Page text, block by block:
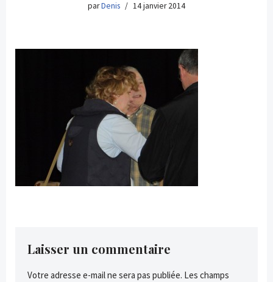
parDenis 14 janvier 2014
Laisser un commentaire
Votre adresse e-mail ne sera pas publiée. Les champs